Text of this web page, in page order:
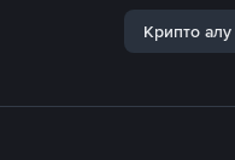
Крипто алу